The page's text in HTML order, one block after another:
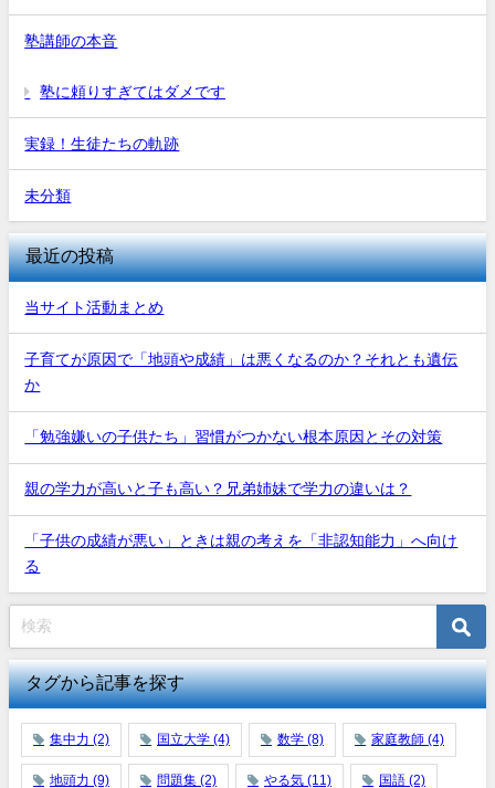
塾講師の本音
塾に頼りすぎてはダメです
実録！生徒たちの軌跡
未分類
最近の投稿
当サイト活動まとめ
子育てが原因で「地頭や成績」は悪くなるのか？それとも遺伝
か
「勉強嫌いの子供たち」習慣がつかない根本原因とその対策
親の学力が高いと子も高い？兄弟姉妹で学力の違いは？
「子供の成績が悪い」ときは親の考えを「非認知能力」へ向け
る
タグから記事を探す
集中力 (2) 国立大学 (4) 数学 (8) 家庭教師 (4)
地頭力 (9) 問題集 (2) やる気 (11) 国語 (2)